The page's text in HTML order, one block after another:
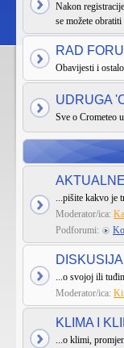
Nakon
se možete obratiti
RAD
Obavijesti i
UDRUGA
Sve o Crometeo
...pišite kakvo je
Moderator/ica:
Podforumi:
...o svojoj ili
Moderator/ica:
KLIMA I
...o klimi,